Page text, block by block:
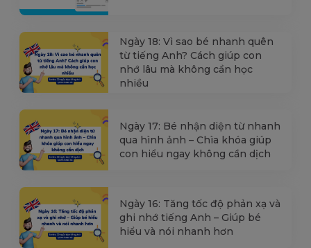
Ngày 18: Vì sao bé nhanh quên
từ tiếng Anh? Cách giúp con
nhớ lâu mà không cần học
nhiều
Ngày 17: Bé nhận diện từ nhanh
qua hình ảnh – Chìa khóa giúp
con hiểu ngay không cần dịch
Ngày 16: Tăng tốc độ phản xạ và
ghi nhớ tiếng Anh – Giúp bé
hiểu và nói nhanh hơn